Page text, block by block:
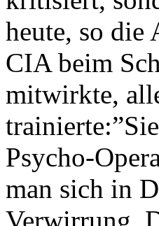
heute, so die
CIA beim
mitwirkte,
Psycho-
man sich in